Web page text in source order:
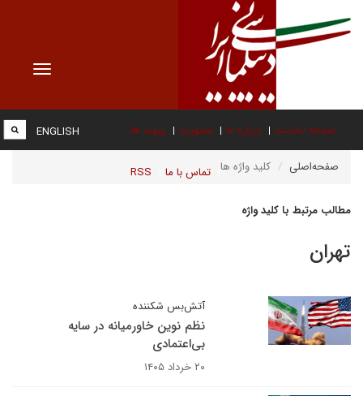
Toggle
صفحه نخست درباره ما عضویت پیوند ها
تماس با ما RSS
ENGLISH
صفحه‌اصلی کلید واژه ها
مطالب مرتبط با کلید واژه
تهران
آتش‌بس شکننده
نظم نوین خاورمیانه در سایه
بی‌اعتمادی
۲۰ خرداد ۱۴۰۵